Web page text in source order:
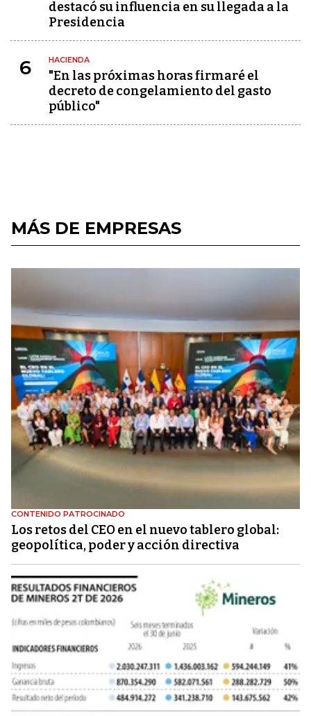
destacó su influencia en su llegada a la
Presidencia
6 HACIENDA
"En las próximas horas firmaré el
decreto de congelamiento del gasto
público"
MÁS DE EMPRESAS
CONTENIDO PATROCINADO
Los retos del CEO en el nuevo tablero global:
geopolítica, poder y acción directiva